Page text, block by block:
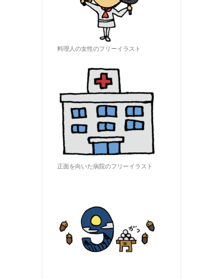
料理人の女性のフリーイラスト
正面を向いた病院のフリーイラスト